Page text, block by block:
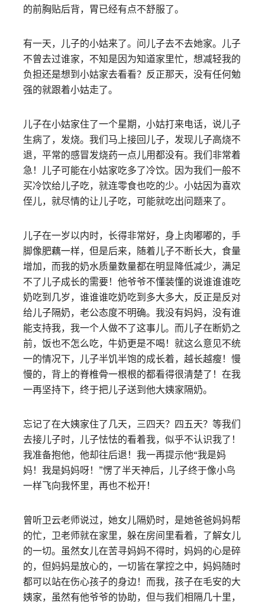
的前胸贴后背，胃已经有点不舒服了。
有一天，儿子的小姑来了。问儿子去不去她家。儿子
不曾去过谁家，不知是因为知道家里忙，想减轻我的
负担还是想到小姑家去看看？反正那天，没有任何勉
强的就跟着小姑走了。
儿子在小姑家住了一个星期，小姑打来电话，说儿子
生病了，发烧。我们马上接回儿子，发现儿子高烧不
退，平常的感冒发烧药一点儿用都没有。我们非常着
急！儿子可能在小姑家吃多了冷饮。因为我们一般不
买冷饮给儿子吃，就连零食也吃的少。小姑因为喜欢
侄儿，就尽情的让儿子吃，可能就吃出问题来了。
儿子在一岁以内时，长得非常好，身上肉嘟嘟的，手
脚像肥藕一样，但是后来，随着儿子不断长大，食量
增加，而我的奶水质量数量都在明显降低减少，满足
不了儿子成长的需要！他爷爷不懂装懂的说谁谁谁吃
奶吃到几岁，谁谁谁吃奶吃到多大多大，反正是反对
给儿子隔奶，老公态度不明确。我没有妈妈，没有谁
能支持我，我一个人做不了这事儿。而儿子在断奶之
前，饭也不怎么吃，牛奶更是不喝！就这么意见不统
一的情况下，儿子半饥半饱的成长着，越长越瘦！慢
慢的，背上的脊椎骨一根根的都看得很清楚了！在我
一再坚持下，终于把儿子送到他大姨家隔奶。
忘记了在大姨家住了几天，三四天？四五天？等我们
去接儿子时，儿子怯怯的看着我，似乎不认识我了！
我准备抱他，他却往后退！我一再提示他“我是妈
妈！我是妈妈呀！”愣了半天神后，儿子终于像小鸟
一样飞向我怀里，再也不松开！
曾听卫云老师说过，她女儿隔奶时，是她爸爸妈妈帮
的忙，卫老师就在家里，躲在房间里看着，了解女儿
的一切。虽然女儿在苦寻妈妈不得时，妈妈的心是碎
的，但妈妈是放心的，一切皆在掌控之中，妈妈随时
都可以站在伤心孩子的身边！而我，孩子在毛安的大
姨家，虽然有他爷爷的协助，但与我们相隔几十里，